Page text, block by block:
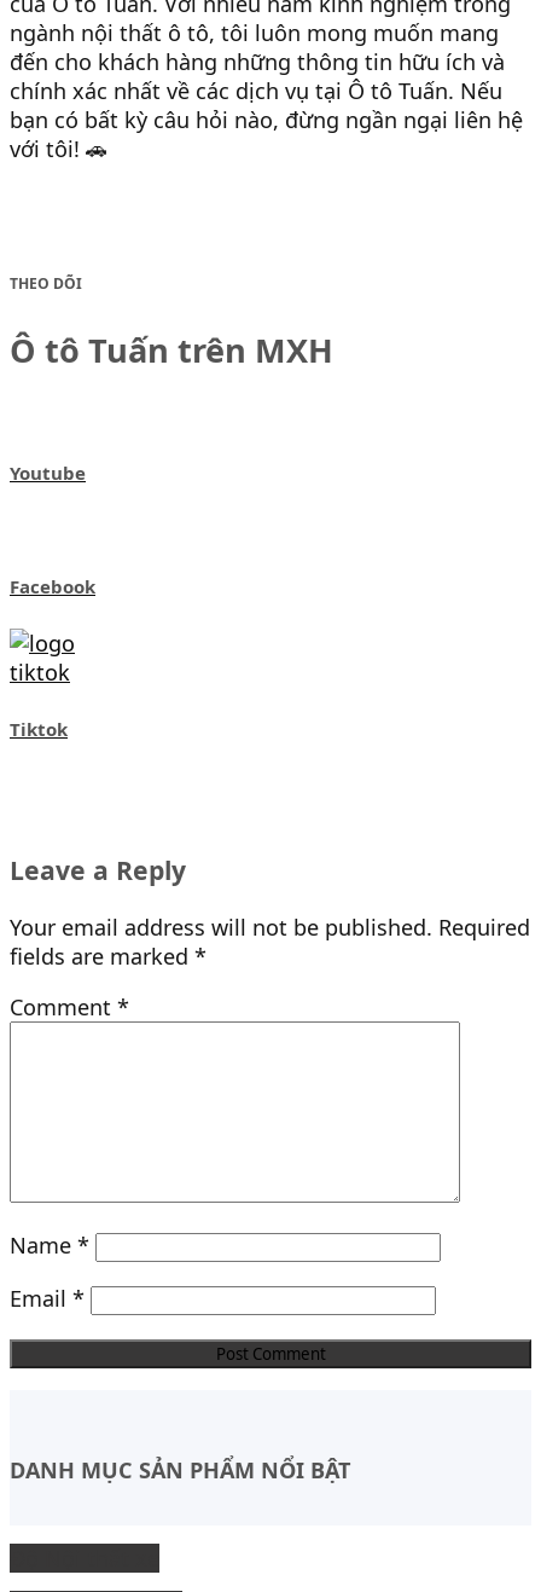
ngành nội thất ô tô, tôi luôn mong muốn mang
đến cho khách hàng những thông tin hữu ích và
chính xác nhất về các dịch vụ tại Ô tô Tuấn. Nếu
bạn có bất kỳ câu hỏi nào, đừng ngần ngại liên hệ
với tôi! 🚗
THEO DÕI
Ô tô Tuấn trên MXH
Youtube
Facebook
Tiktok
Leave a Reply
Your email address will not be published. Required
fields are marked *
Comment *
Name *
Email *
DANH MỤC SẢN PHẨM NỔI BẬT